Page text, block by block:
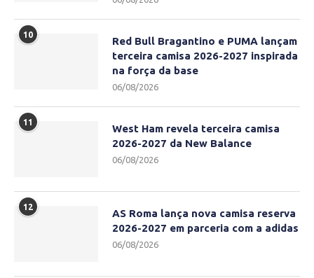
10
Red Bull Bragantino e PUMA lançam
terceira camisa 2026-2027 inspirada
na força da base
06/08/2026
11
West Ham revela terceira camisa
2026-2027 da New Balance
06/08/2026
12
AS Roma lança nova camisa reserva
2026-2027 em parceria com a adidas
06/08/2026